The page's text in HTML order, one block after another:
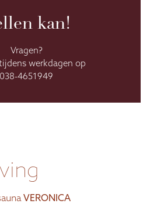
kan!
Vragen?
werkdagen op
038-4651949
VERONICA